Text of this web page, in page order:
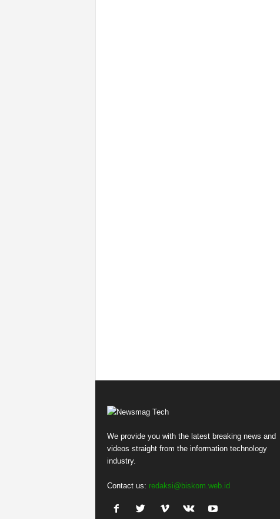
We provide you with the latest breaking news and
videos straight from the information technology
industry.
Contact us: redaksi@biskom.web.id